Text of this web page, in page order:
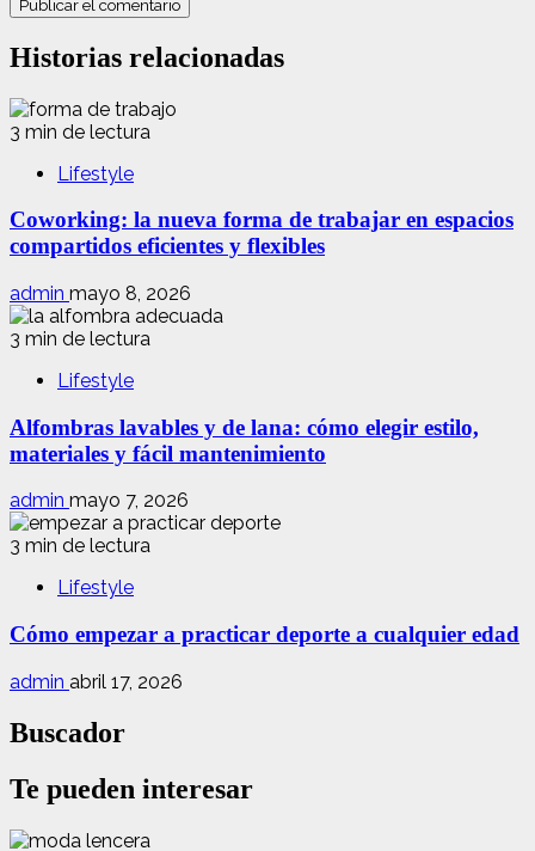
Historias relacionadas
3 min de lectura
Lifestyle
Coworking: la nueva forma de trabajar en espacios
compartidos eficientes y flexibles
admin mayo 8, 2026
3 min de lectura
Lifestyle
Alfombras lavables y de lana: cómo elegir estilo,
materiales y fácil mantenimiento
admin mayo 7, 2026
3 min de lectura
Lifestyle
Cómo empezar a practicar deporte a cualquier edad
admin abril 17, 2026
Buscador
Te pueden interesar